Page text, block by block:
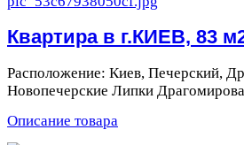
Квартира в г.КИЕВ, 83
Расположение: Киев, Печерский,
Новопечерские Липки
Описание товара